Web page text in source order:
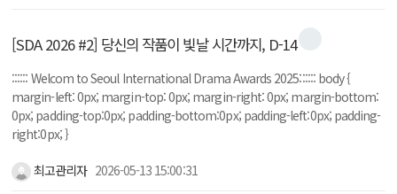
[SDA 2026 #2] 당신의 작품이 빛날 시간까지, D-14
:::::: Welcom to Seoul International Drama Awards 2025:::::: body {
margin-left: 0px; margin-top: 0px; margin-right: 0px; margin-bottom:
0px; padding-top:0px; padding-bottom:0px; padding-left:0px; padding-
right:0px; }
최고관리자 2026-05-13 15:00:31